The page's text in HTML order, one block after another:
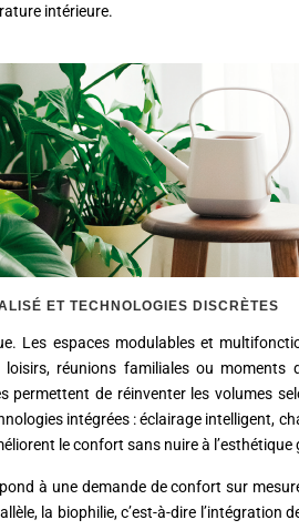
intérieure.
ET TECHNOLOGIES DISCRÈTES
Les espaces modulables et
réunions familiales ou moments
permettent de réinventer les volumes
intégrées : éclairage intelligent,
le confort sans nuire à l’esthétique
à une demande de confort sur
la biophilie, c’est-à-dire l’intégration